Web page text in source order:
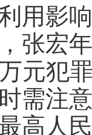
用影
宏年
元犯
需注
人民